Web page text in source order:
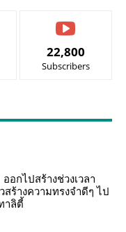
22,800
Subscribers
กไปสร้างช่วงเวลา
ร้างความทรงจำดีๆ ไป
าลิตี้